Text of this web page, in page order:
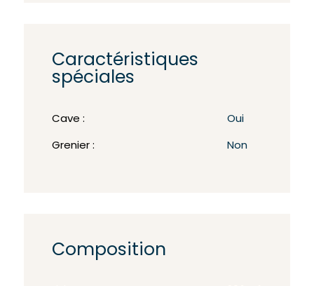
Caractéristiques
spéciales
Cave : Oui
Grenier : Non
Composition